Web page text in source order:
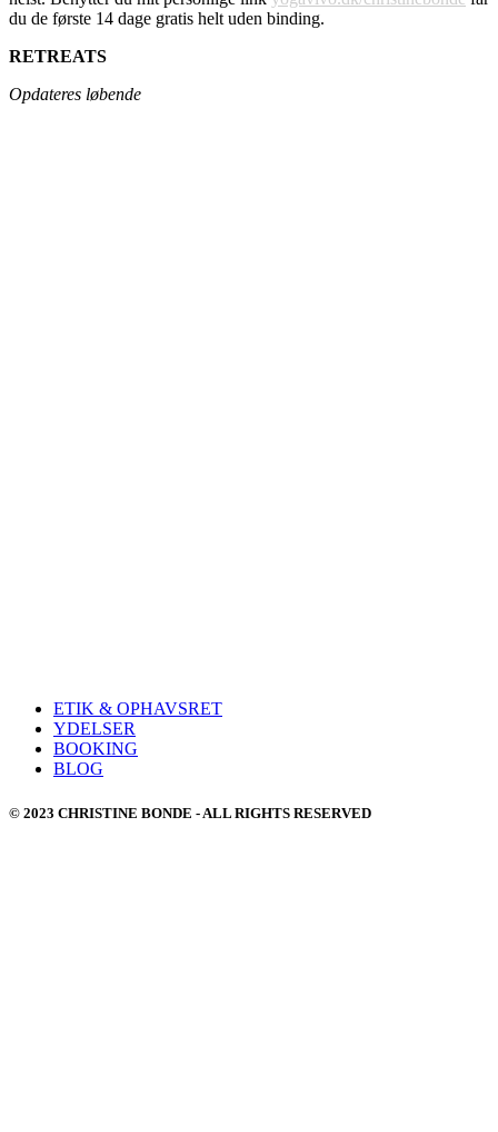
du de første 14 dage gratis helt uden binding.
RETREATS
Opdateres løbende
ETIK & OPHAVSRET
YDELSER
BOOKING
BLOG
© 2023 CHRISTINE BONDE - ALL RIGHTS RESERVED